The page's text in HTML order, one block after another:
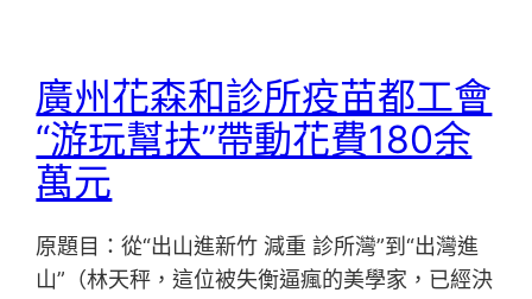
廣州花森和診所疫苗都工會
“游玩幫扶”帶動花費180余
萬元
原題目：從“出山進新竹 減重 診所灣”到“出灣進
山”（林天秤，這位被失衡逼瘋的美學家，已經決